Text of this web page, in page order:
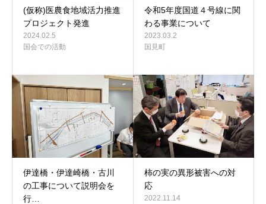
(仮称)医農食地域活力推進
プロジェクト発進
2024.02.5
国会での活動
令和5年度国道４号線に関
わる事業について
2023.03.2
国見町
伊達橋・伊達崎橋・古川
の工事について説明会を
行…
柿の実の異形被害への対
応
2022.11.14